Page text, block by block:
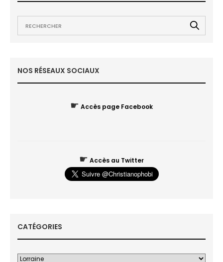
NOS RÉSEAUX SOCIAUX
☛ Accès page Facebook
☛ Accès au Twitter
CATÉGORIES